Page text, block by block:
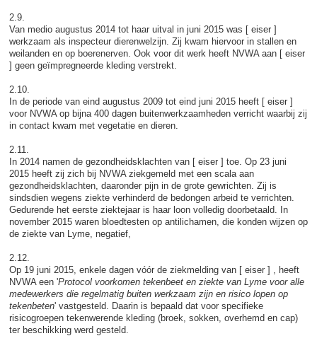
2.9.
Van medio augustus 2014 tot haar uitval in juni 2015 was [ eiser ]
werkzaam als inspecteur dierenwelzijn. Zij kwam hiervoor in stallen en
weilanden en op boerenerven. Ook voor dit werk heeft NVWA aan [ eiser
] geen geïmpregneerde kleding verstrekt.
2.10.
In de periode van eind augustus 2009 tot eind juni 2015 heeft [ eiser ]
voor NVWA op bijna 400 dagen buitenwerkzaamheden verricht waarbij zij
in contact kwam met vegetatie en dieren.
2.11.
In 2014 namen de gezondheidsklachten van [ eiser ] toe. Op 23 juni
2015 heeft zij zich bij NVWA ziekgemeld met een scala aan
gezondheidsklachten, daaronder pijn in de grote gewrichten. Zij is
sindsdien wegens ziekte verhinderd de bedongen arbeid te verrichten.
Gedurende het eerste ziektejaar is haar loon volledig doorbetaald. In
november 2015 waren bloedtesten op antilichamen, die konden wijzen op
de ziekte van Lyme, negatief,
2.12.
Op 19 juni 2015, enkele dagen vóór de ziekmelding van [ eiser ] , heeft
NVWA een 'Protocol voorkomen tekenbeet en ziekte van Lyme voor alle
medewerkers die regelmatig buiten werkzaam zijn en risico lopen op
tekenbeten' vastgesteld. Daarin is bepaald dat voor specifieke
risicogroepen tekenwerende kleding (broek, sokken, overhemd en cap)
ter beschikking werd gesteld.